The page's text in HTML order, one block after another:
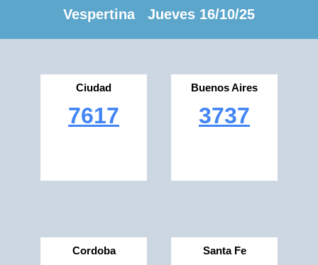
Vespertina Jueves 16/10/25
Ciudad
7617
Buenos Aires
3737
Cordoba Santa Fe